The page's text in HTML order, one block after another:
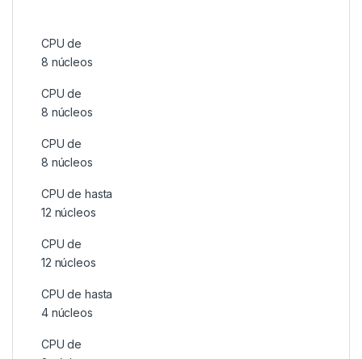
CPU de
8 núcleos
CPU de
8 núcleos
CPU de
8 núcleos
CPU de hasta
12 núcleos
CPU de
12 núcleos
CPU de hasta
4 núcleos
CPU de